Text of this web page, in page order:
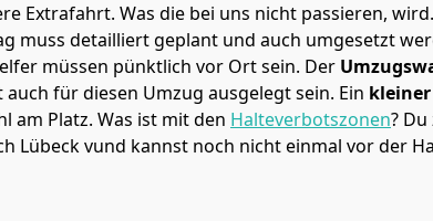
Extrafahrt. Was die bei uns nicht passieren, wird.
muss detailliert geplant und auch umgesetzt
müssen pünktlich vor Ort sein. Der
für diesen Umzug ausgelegt sein. Ein
am Platz. Was ist mit den Halteverbotszonen?
Lübeck vund kannst noch nicht einmal vor der